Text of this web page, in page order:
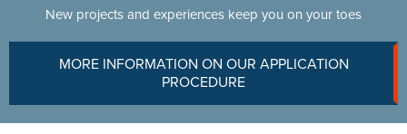
New projects and experiences keep you on your toes
MORE INFORMATION ON OUR APPLICATION
PROCEDURE